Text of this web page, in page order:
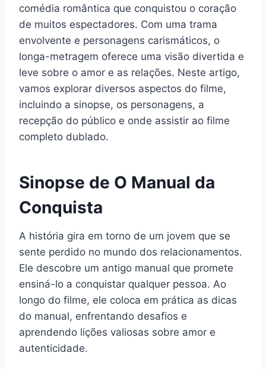
comédia romântica que conquistou o coração
de muitos espectadores. Com uma trama
envolvente e personagens carismáticos, o
longa-metragem oferece uma visão divertida e
leve sobre o amor e as relações. Neste artigo,
vamos explorar diversos aspectos do filme,
incluindo a sinopse, os personagens, a
recepção do público e onde assistir ao filme
completo dublado.
Sinopse de O Manual da
Conquista
A história gira em torno de um jovem que se
sente perdido no mundo dos relacionamentos.
Ele descobre um antigo manual que promete
ensiná-lo a conquistar qualquer pessoa. Ao
longo do filme, ele coloca em prática as dicas
do manual, enfrentando desafios e
aprendendo lições valiosas sobre amor e
autenticidade.